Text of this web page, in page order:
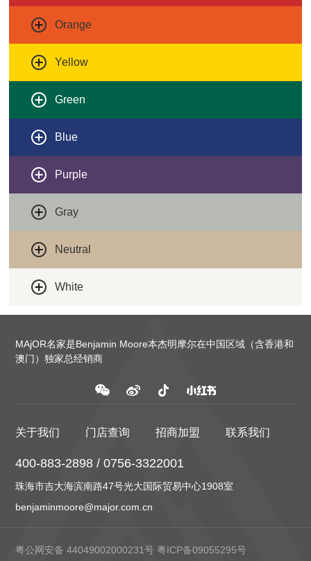
Orange
Yellow
Green
Blue
Purple
Gray
Neutral
White
MAjOR名家是Benjamin Moore本杰明摩尔在中国区域（含香港和
澳门）独家总经销商
关于我们 门店查询 招商加盟 联系我们
400-883-2898 / 0756-3322001
珠海市吉大海滨南路47号光大国际贸易中心1908室
benjaminmoore@major.com.cn
粤公网安备 44049002000231号 粤ICP备09055295号